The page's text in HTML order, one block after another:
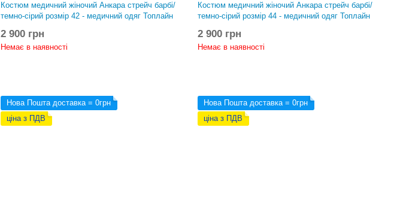
Костюм медичний жіночий Анкара стрейч барбі/
темно-сірий розмір 42 - медичний одяг Топлайн
2 900 грн
Немає в наявності
Костюм медичний жіночий Анкара стрейч барбі/
темно-сірий розмір 44 - медичний одяг Топлайн
2 900 грн
Немає в наявності
Нова Пошта доставка = 0грн
ціна з ПДВ
Нова Пошта доставка = 0грн
ціна з ПДВ